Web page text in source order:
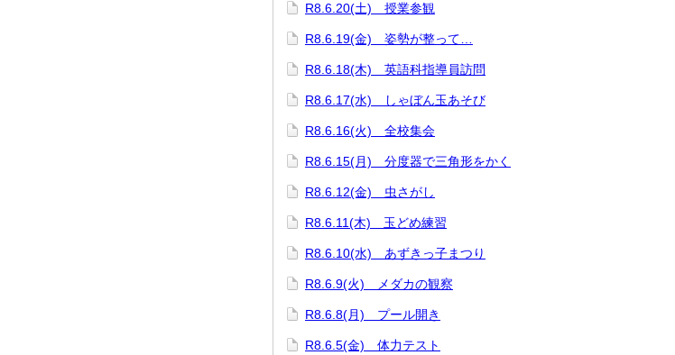
R8.6.20(土) 授業参観
R8.6.19(金) 姿勢が整って…
R8.6.18(木) 英語科指導員訪問
R8.6.17(水) しゃぼん玉あそび
R8.6.16(火) 全校集会
R8.6.15(月) 分度器で三角形をかく
R8.6.12(金) 虫さがし
R8.6.11(木) 玉どめ練習
R8.6.10(水) あずきっ子まつり
R8.6.9(火) メダカの観察
R8.6.8(月) プール開き
R8.6.5(金) 体力テスト